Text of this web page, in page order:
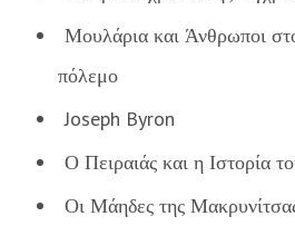
Μουλάρια και Άνθρωποι
πόλεμο
Joseph Byron
Ο Πειραιάς και η Ιστορία
Οι Μάηδες της